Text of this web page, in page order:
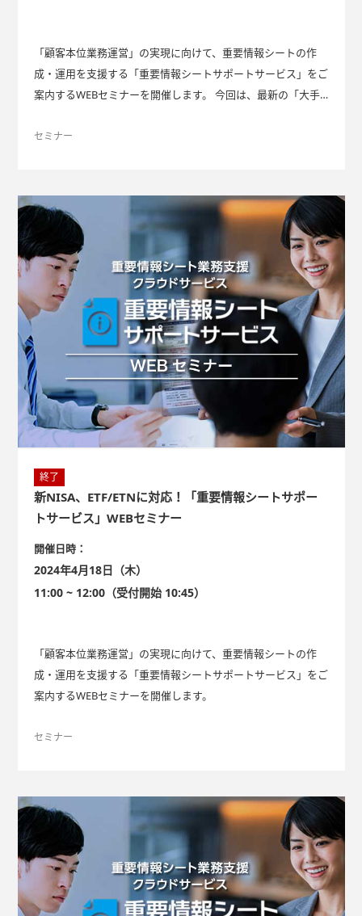
「顧客本位業務運営」の実現に向けて、重要情報シートの作
成・運用を支援する「重要情報シートサポートサービス」をご
案内するWEBセミナーを開催します。 今回は、最新の「大手
セミナー
終了
新NISA、ETF/ETNに対応！「重要情報シートサポー
トサービス」WEBセミナー
開催日時：
2024年4月18日（木）
11:00 ~ 12:00（受付開始 10:45）
「顧客本位業務運営」の実現に向けて、重要情報シートの作
成・運用を支援する「重要情報シートサポートサービス」をご
案内するWEBセミナーを開催します。
セミナー